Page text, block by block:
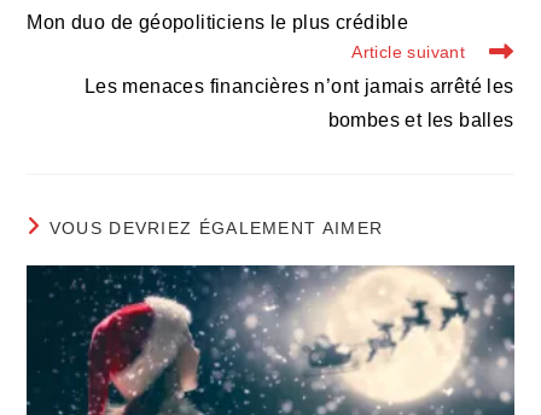
more
Mon duo de géopoliticiens le plus crédible
Article suivant
Les menaces financières n’ont jamais arrêté les
bombes et les balles
VOUS DEVRIEZ ÉGALEMENT AIMER